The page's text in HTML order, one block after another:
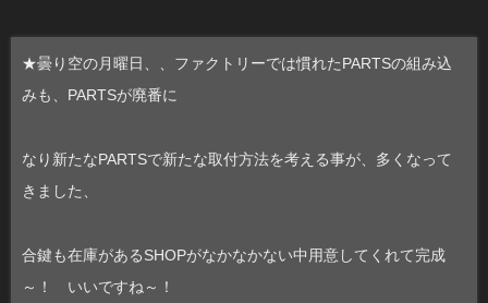
★曇り空の月曜日、、ファクトリーでは慣れたPARTSの組み込
みも、PARTSが廃番に
なり新たなPARTSで新たな取付方法を考える事が、多くなって
きました、
合鍵も在庫があるSHOPがなかなかない中用意してくれて完成
～！ いいですね～！